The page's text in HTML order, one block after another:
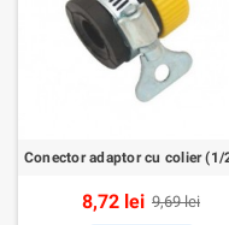
8,72 lei 9,69 lei